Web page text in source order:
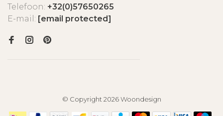
Telefoon: +32(0)57650265
E-mail: [email protected]
© Copyright 2026 Woondesign